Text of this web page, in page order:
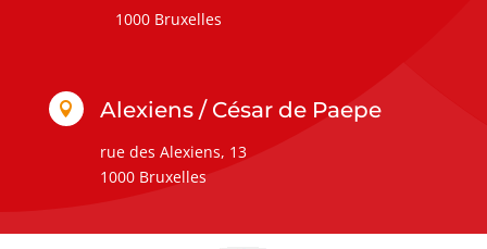
1000 Bruxelles
 Alexiens / César de Paepe
rue des Alexiens, 13
1000 Bruxelles